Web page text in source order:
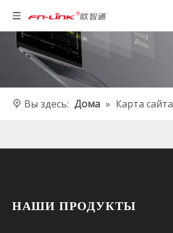
Вы здесь: Дома » Карта сайта
НАШИ ПРОДУКТЫ